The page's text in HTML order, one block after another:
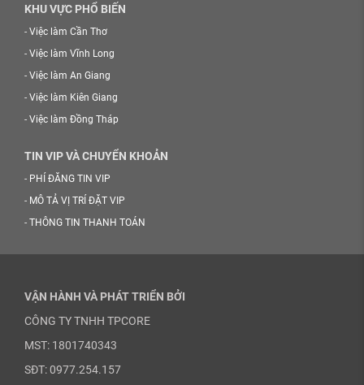
KHU VỰC PHỔ BIẾN
- Việc làm Cần Thơ
- Việc làm Vĩnh Long
- Việc làm An Giang
- Việc làm Kiên Giang
- Việc làm Đồng Tháp
TIN VIP VÀ CHUYỂN KHOẢN
- PHÍ ĐĂNG TIN VIP
- MÔ TẢ VỊ TRÍ ĐẶT VIP
- THÔNG TIN THANH TOÁN
VẬN HÀNH VÀ PHÁT TRIỂN BỞI
CÔNG TY TNHH TPCORE
MST: 1801740343
SĐT: 0977.254.157